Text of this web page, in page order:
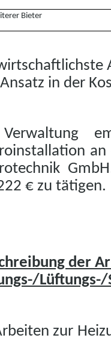
Bieter
in der
€ zu tätigen.
der
zur